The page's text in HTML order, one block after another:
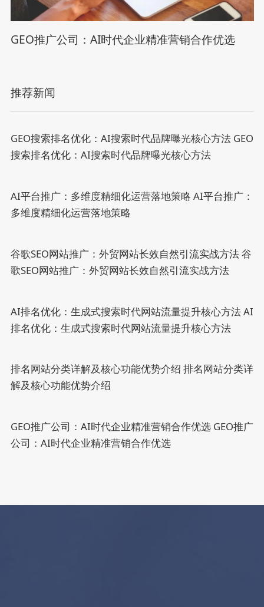
GEO推广公司：AI时代企业精准营销合作优选
推荐新闻
GEO搜索排名优化：AI搜索时代品牌曝光核心方法 GEO
搜索排名优化：AI搜索时代品牌曝光核心方法
AI平台推广：多维度精细化运营落地策略 AI平台推广：
多维度精细化运营落地策略
谷歌SEO网站推广：外贸网站长效自然引流实战方法谷
歌SEO网站推广：外贸网站长效自然引流实战方法
AI排名优化：生成式搜索时代网站流量提升核心方法AI
排名优化：生成式搜索时代网站流量提升核心方法
排名网站分类详解及核心功能优势介绍 排名网站分类详
解及核心功能优势介绍
GEO推广公司：AI时代企业精准营销合作优选 GEO推广
公司：AI时代企业精准营销合作优选